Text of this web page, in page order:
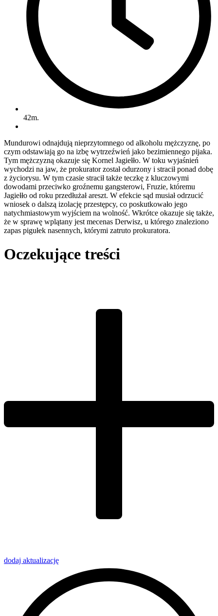
42m.
Mundurowi odnajdują nieprzytomnego od alkoholu mężczyznę, po
czym odstawiają go na izbę wytrzeźwień jako bezimiennego pijaka.
Tym mężczyzną okazuje się Kornel Jagiełło. W toku wyjaśnień
wychodzi na jaw, że prokurator został odurzony i stracił ponad dobę
z życiorysu. W tym czasie stracił także teczkę z kluczowymi
dowodami przeciwko groźnemu gangsterowi, Fruzie, któremu
Jagiełło od roku przedłużał areszt. W efekcie sąd musiał odrzucić
wniosek o dalszą izolację przestępcy, co poskutkowało jego
natychmiastowym wyjściem na wolność. Wkrótce okazuje się także,
że w sprawę wplątany jest mecenas Derwisz, u którego znaleziono
zapas pigułek nasennych, którymi zatruto prokuratora.
Oczekujące treści
dodaj aktualizację